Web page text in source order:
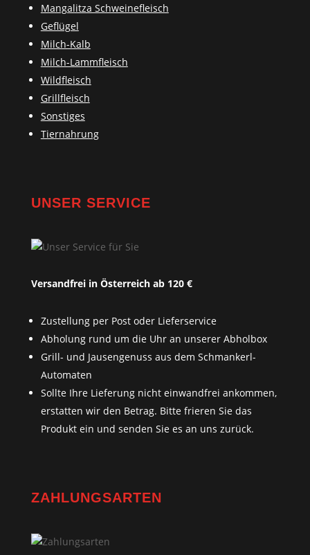
Mangalitza Schweinefleisch
Geflügel
Milch-Kalb
Milch-Lammfleisch
Wildfleisch
Grillfleisch
Sonstiges
Tiernahrung
UNSER SERVICE
Versandfrei in Österreich ab 120 €
Zustellung per Post oder Lieferservice
Abholung rund um die Uhr an unserer Abholbox
Grill- und Jausengenuss aus dem Schmankerl-
Automaten
Sollte Ihre Lieferung nicht einwandfrei ankommen,
erstatten wir den Betrag. Bitte frieren Sie das
Produkt ein und senden Sie es an uns zurück.
ZAHLUNGSARTEN